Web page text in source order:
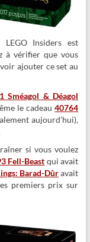
Insiders est
à vérifier que vous
ajouter ce set au
Sméagol & Déagol
le cadeau40764
aujourd’hui),
si vous voulez
Fell-Beast qui avait
Barad-Dûravait
premiers prix sur